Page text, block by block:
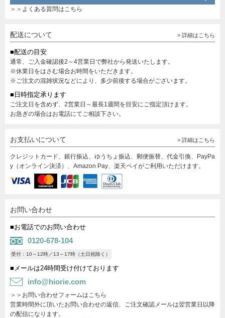
＞＞よくある質問はこちら
配送について > 詳細はこちら
■配送の目安
通常、ご入金確認後2～4営業日で弊社から発送いたします。
※休業日をはさむ場合お時間をいただきます。
※ご注文の混雑状況などにより、多少前後する場合がございます。
■日時指定承ります
ご注文日を含めず、2営業日～最長1週間を目安にご指定頂けます。
お急ぎの場合はお電話にてご相談下さい。
お支払いについて > 詳細はこちら
クレジットカード、銀行振込、ゆうちょ振込、郵便振替、代金引換、PayPa
y（オンライン決済）、Amazon Pay、楽天ペイがご利用いただけます。
お問い合わせ
■お電話でのお問い合わせ
0120-678-104
受付：10～12時／13～17時（土日祝除く）
■メールは24時間受け付けております
info@hiorie.com
＞＞お問い合わせフォームはこちら
営業時間外に頂いたお問い合わせの返信、ご注文確認メールは翌営業日以降
の配信になります。